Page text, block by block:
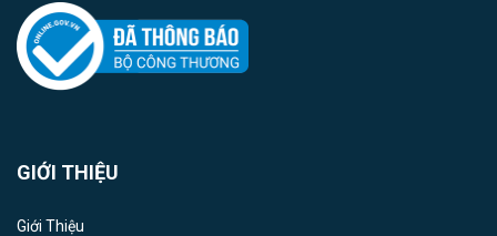
GIỚI THIỆU
Giới Thiệu